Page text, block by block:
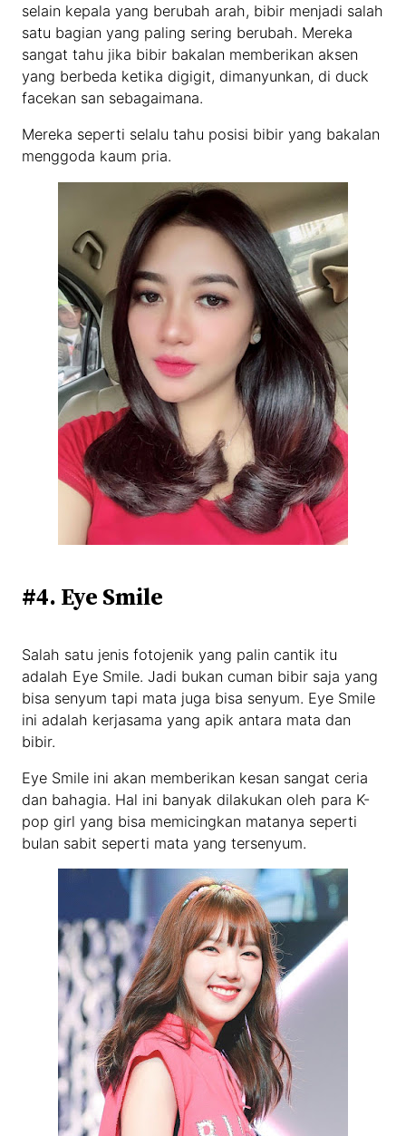
selain kepala yang berubah arah, bibir menjadi salah
satu bagian yang paling sering berubah. Mereka
sangat tahu jika bibir bakalan memberikan aksen
yang berbeda ketika digigit, dimanyunkan, di duck
facekan san sebagaimana.
Mereka seperti selalu tahu posisi bibir yang bakalan
menggoda kaum pria.
#4. Eye Smile
Salah satu jenis fotojenik yang palin cantik itu
adalah Eye Smile. Jadi bukan cuman bibir saja yang
bisa senyum tapi mata juga bisa senyum. Eye Smile
ini adalah kerjasama yang apik antara mata dan
bibir.
Eye Smile ini akan memberikan kesan sangat ceria
dan bahagia. Hal ini banyak dilakukan oleh para K-
pop girl yang bisa memicingkan matanya seperti
bulan sabit seperti mata yang tersenyum.